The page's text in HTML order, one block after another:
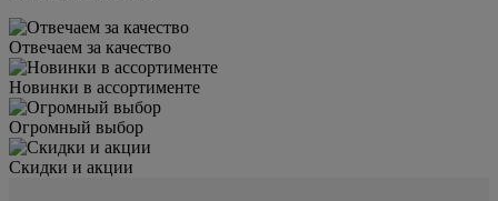
Отвечаем за качество
Новинки в ассортименте
Огромный выбор
Скидки и акции